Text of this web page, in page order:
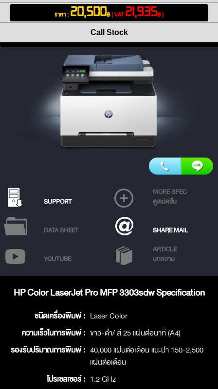
ราคา : 20,500฿[ VAT21,935฿ ]
Call Stock
SUPPORT
MORE SPEC
ดูสเปคอื่น
DATA SHEET SHARE MAIL
YOUTUBE
ARTICLE
บทความ
HP Color LaserJet Pro MFP 3303sdw Specification
ชนิดเครื่องพิมพ์ : Laser Color
ความเร็วในการพิมพ์ : ขาว-ดำ/ สี 25 แผ่นต่อนาที (A4)
รองรับปริมาณการพิมพ์ : 40,000 แผ่นต่อเดือน แนะนำ 150-2,500
แผ่นต่อเดือน
โปรเซสเซอร์ : 1.2 GHz